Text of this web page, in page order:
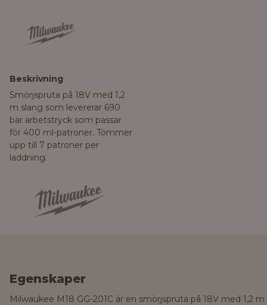
Beskrivning
Smörjspruta på 18V med 1,2
m slang som levererar 690
bar arbetstryck som passar
för 400 ml-patroner. Tömmer
upp till 7 patroner per
laddning.
Egenskaper
Milwaukee M18 GG-201C är en smörjspruta på 18V med 1,2